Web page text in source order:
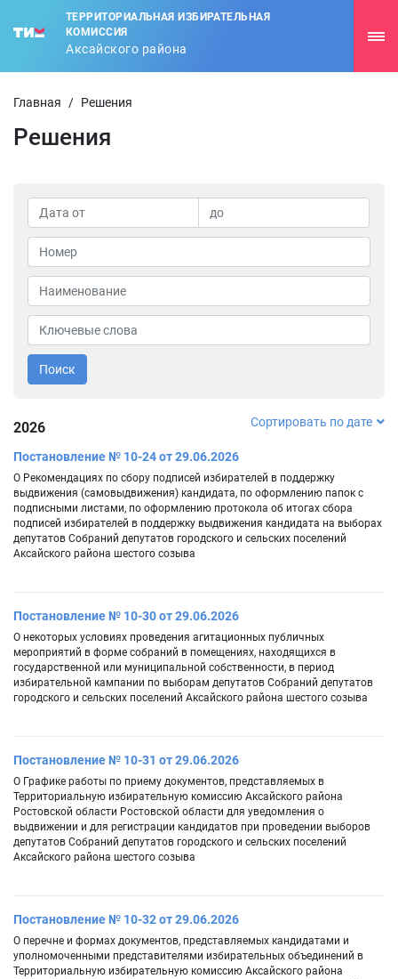
ТЕРРИТОРИАЛЬНАЯ ИЗБИРАТЕЛЬНАЯ
КОМИССИЯ
Аксайского района
Главная / Решения
Решения
Поиск
2026 Сортировать по дате
Постановление № 10-24 от 29.06.2026
О Рекомендациях по сбору подписей избирателей в поддержку
выдвижения (самовыдвижения) кандидата, по оформлению папок с
подписными листами, по оформлению протокола об итогах сбора
подписей избирателей в поддержку выдвижения кандидата на выборах
депутатов Собраний депутатов городского и сельских поселений
Аксайского района шестого созыва
Постановление № 10-30 от 29.06.2026
О некоторых условиях проведения агитационных публичных
мероприятий в форме собраний в помещениях, находящихся в
государственной или муниципальной собственности, в период
избирательной кампании по выборам депутатов Собраний депутатов
городского и сельских поселений Аксайского района шестого созыва
Постановление № 10-31 от 29.06.2026
О Графике работы по приему документов, представляемых в
Территориальную избирательную комиссию Аксайского района
Ростовской области Ростовской области для уведомления о
выдвижении и для регистрации кандидатов при проведении выборов
депутатов Собраний депутатов городского и сельских поселений
Аксайского района шестого созыва
Постановление № 10-32 от 29.06.2026
О перечне и формах документов, представляемых кандидатами и
уполномоченными представителями избирательных объединений в
Территориальную избирательную комиссию Аксайского района